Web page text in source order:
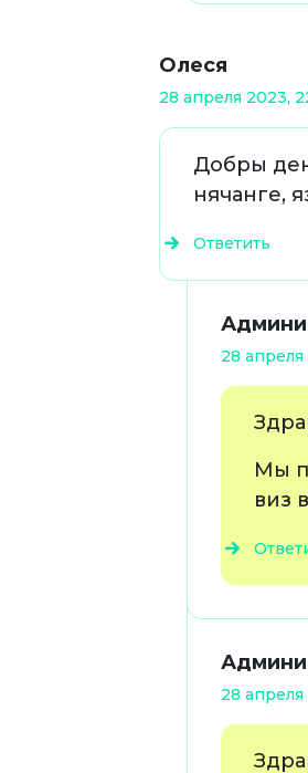
Олеся
28 апреля 2023,
Добры
нячанге,
Ответить
28
Мы
виз
28